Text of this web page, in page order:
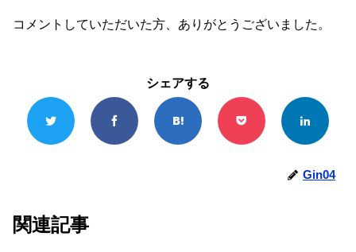
コメントしていただいた方、ありがとうございました。
シェアする
Gin04
関連記事